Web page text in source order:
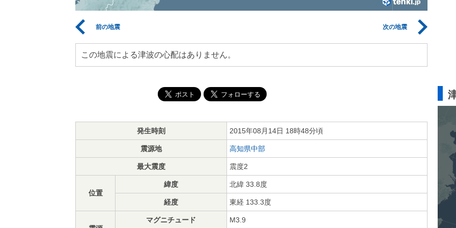
前の地震 次の地震
この地震による津波の心配はありません。
発生時刻 2015年08月14日 18時48分頃
震源地 高知県中部
最大震度 震度2
位置
緯度 北緯 33.8度
経度 東経 133.3度
マグニチュード M3.9